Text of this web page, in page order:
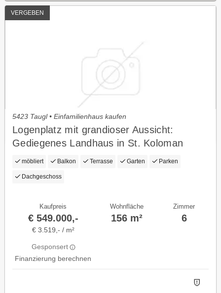
VERGEBEN
5423 Taugl • Einfamilienhaus kaufen
Logenplatz mit grandioser Aussicht:
Gediegenes Landhaus in St. Koloman
(Salzburg)
möbliert Balkon Terrasse Garten Parken
Dachgeschoss
Kaufpreis
€ 549.000,-
€ 3.519,- / m²
Gesponsert
Finanzierung berechnen
Wohnfläche
156 m²
Zimmer
6